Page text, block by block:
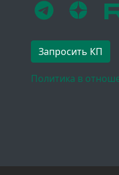
Запросить КП
Политика в